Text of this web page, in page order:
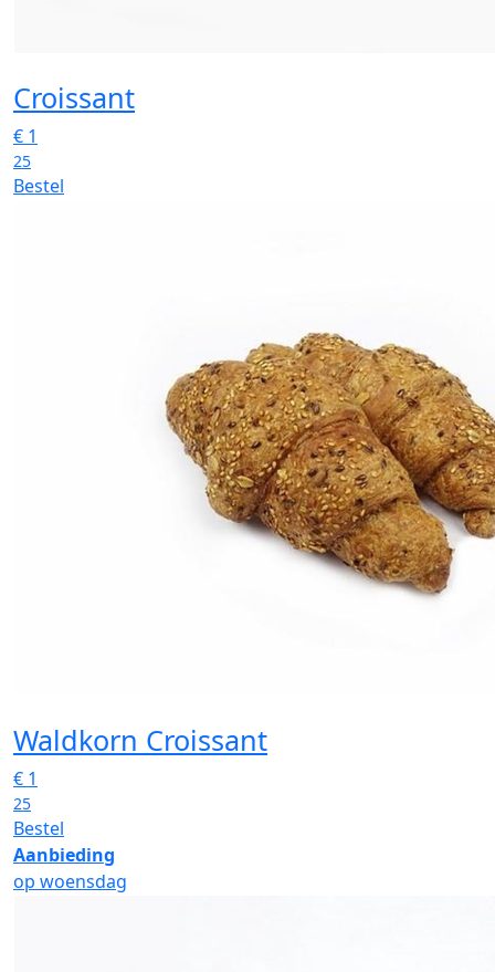
Croissant
€ 1
25
Bestel
Waldkorn Croissant
€ 1
25
Bestel
Aanbieding
op woensdag